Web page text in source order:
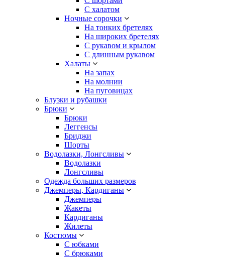
С халатом
Ночные сорочки
На тонких бретелях
На широких бретелях
С рукавом и крылом
С длинным рукавом
Халаты
На запах
На молнии
На пуговицах
Блузки и рубашки
Брюки
Брюки
Леггенсы
Бриджи
Шорты
Водолазки, Лонгсливы
Водолазки
Лонгсливы
Одежда больших размеров
Джемперы, Кардиганы
Джемперы
Жакеты
Кардиганы
Жилеты
Костюмы
С юбками
С брюками